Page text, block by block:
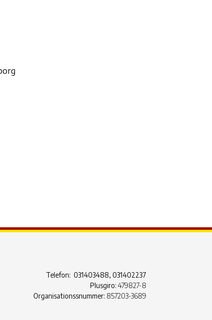
Telefon: 031403488, 031402237
Plusgiro: 479827-8
Organisationssnummer: 857203-3689